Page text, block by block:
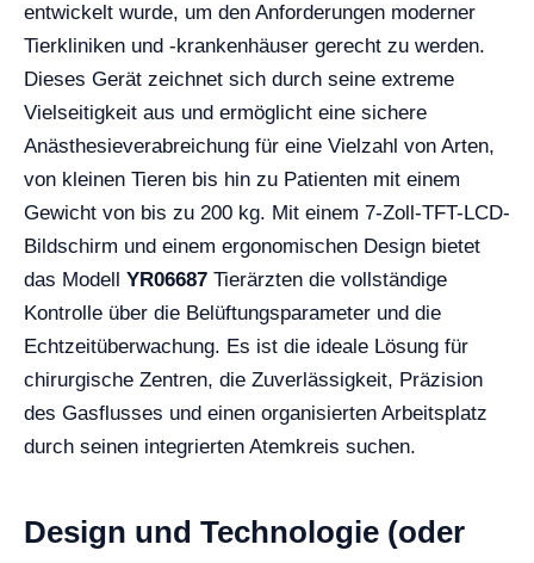
entwickelt wurde, um den Anforderungen moderner
Tierkliniken und -krankenhäuser gerecht zu werden.
Dieses Gerät zeichnet sich durch seine extreme
Vielseitigkeit aus und ermöglicht eine sichere
Anästhesieverabreichung für eine Vielzahl von Arten,
von kleinen Tieren bis hin zu Patienten mit einem
Gewicht von bis zu 200 kg. Mit einem 7-Zoll-TFT-LCD-
Bildschirm und einem ergonomischen Design bietet
das Modell YR06687 Tierärzten die vollständige
Kontrolle über die Belüftungsparameter und die
Echtzeitüberwachung. Es ist die ideale Lösung für
chirurgische Zentren, die Zuverlässigkeit, Präzision
des Gasflusses und einen organisierten Arbeitsplatz
durch seinen integrierten Atemkreis suchen.
Design und Technologie (oder